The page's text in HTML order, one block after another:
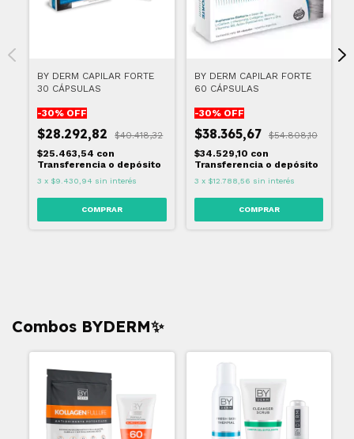
BY DERM CAPILAR FORTE
30 CÁPSULAS
-30% OFF
$28.292,82
$40.418,32
$25.463,54 con
Transferencia o depósito
3 x $9.430,94 sin interés
BY DERM CAPILAR FORTE
60 CÁPSULAS
-30% OFF
$38.365,67
$54.808,10
$34.529,10 con
Transferencia o depósito
3 x $12.788,56 sin interés
Combos BYDERM✨